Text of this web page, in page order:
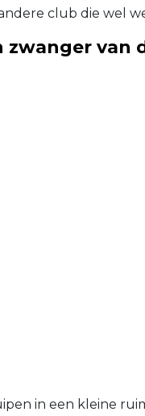
club die wel
zwanger
in een kleine